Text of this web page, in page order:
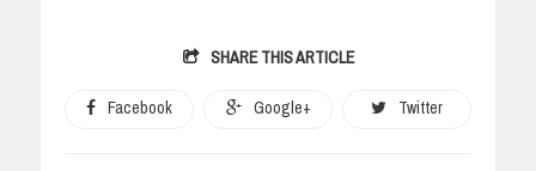
SHARE THIS ARTICLE
Facebook Google+ Twitter